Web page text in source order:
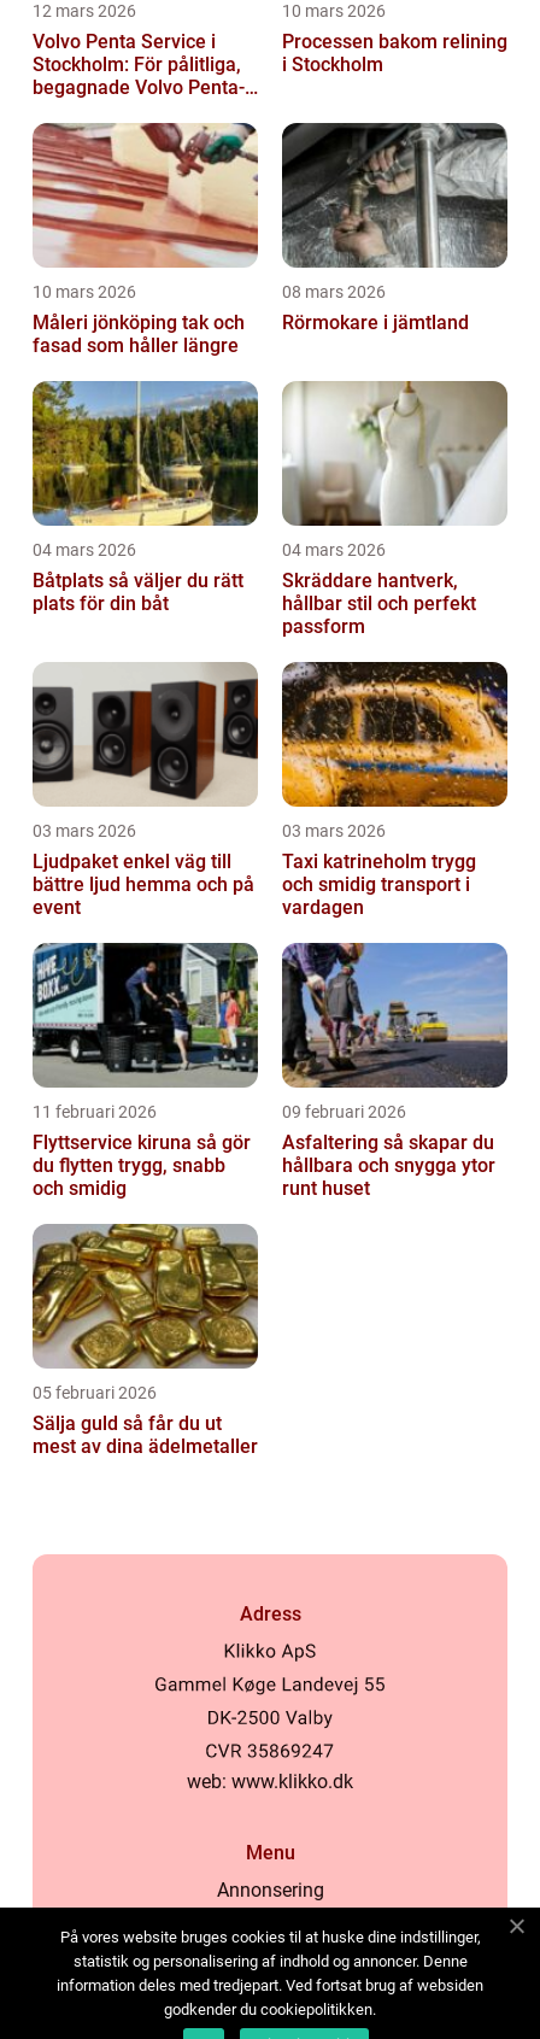
12 mars 2026
Volvo Penta Service i
Stockholm: För pålitliga,
begagnade Volvo Penta-
10 mars 2026
Processen bakom relining
i Stockholm
10 mars 2026
Måleri jönköping tak och
fasad som håller längre
08 mars 2026
Rörmokare i jämtland
04 mars 2026
Båtplats så väljer du rätt
plats för din båt
04 mars 2026
Skräddare hantverk,
hållbar stil och perfekt
passform
03 mars 2026
Ljudpaket enkel väg till
bättre ljud hemma och på
event
03 mars 2026
Taxi katrineholm trygg
och smidig transport i
vardagen
11 februari 2026
Flyttservice kiruna så gör
du flytten trygg, snabb
och smidig
09 februari 2026
Asfaltering så skapar du
hållbara och snygga ytor
runt huset
05 februari 2026
Sälja guld så får du ut
mest av dina ädelmetaller
Adress
web: www.klikko.dk
Menu
Annonsering
Cookies
Kontakta oss
Sitemap
På vores website bruges cookies til at huske dine indstillinger,
statistik og personalisering af indhold og annoncer. Denne
information deles med tredjepart. Ved fortsat brug af websiden
godkender du cookiepolitikken.